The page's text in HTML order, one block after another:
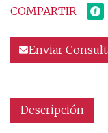
COMPARTIR
Enviar
Descripción